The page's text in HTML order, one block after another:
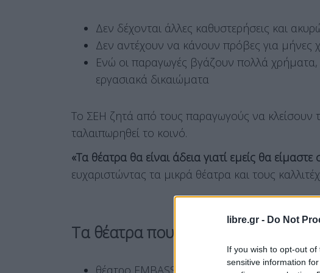
libre.gr - Do Not
If you wish to opt-out
sensitive information
Δεν δέχονται άλλες καθυστερήσεις και
Δεν αντέχουν να κάνουν πρόβες για μήνες
Ενώ οι παραγωγές βγάζουν πολλά χρήματα,
εργασιακά δικαιώματα
Το ΣΕΗ ζητά από τους παραγωγούς να
ταλαιπωρηθεί το κοινό.
«Τα θέατρα θα είναι άδεια γιατί εμείς θα
ευχαριστώντας τα μικρά θέατρα και τους
Τα θέατρα που απεργούν
θέατρο EMBASSY: Η κόμισσα της Φάμπρικας